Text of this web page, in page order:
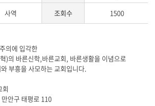
사역 조회수 1500
의에 입각한
)의 바른신학, 바른교회 바른생활을 이념으로
부흥을 사모하는 교회입니다.
회
안구 태평로 110